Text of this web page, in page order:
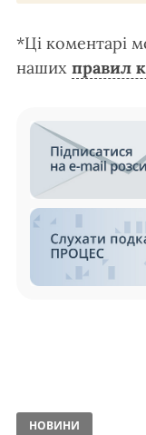
*Ці коментарі
наших правил
НОВИНИ